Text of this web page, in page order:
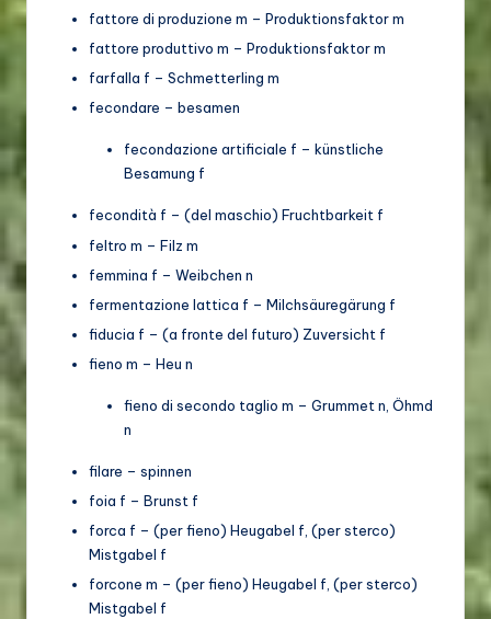
fattore di produzione m – Produktionsfaktor m
fattore produttivo m – Produktionsfaktor m
farfalla f – Schmetterling m
fecondare – besamen
fecondazione artificiale f – künstliche
Besamung f
fecondità f – (del maschio) Fruchtbarkeit f
feltro m – Filz m
femmina f – Weibchen n
fermentazione lattica f – Milchsäuregärung f
fiducia f – (a fronte del futuro) Zuversicht f
fieno m – Heu n
fieno di secondo taglio m – Grummet n, Öhmd
n
filare – spinnen
foia f – Brunst f
forca f – (per fieno) Heugabel f, (per sterco)
Mistgabel f
forcone m – (per fieno) Heugabel f, (per sterco)
Mistgabel f